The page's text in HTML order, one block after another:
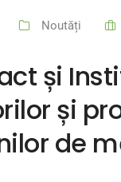
Noutăți
și
și
de